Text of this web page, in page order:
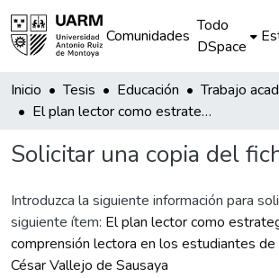
Comunidades
Todo
DSpace
Inicio Tesis Educación
Trabajo
El plan lector como estrategia para la comprensión lectora en los estudiantes de la IE. 56128 César Vallejo de Sausaya
Solicitar una copia del
Introduzca la siguiente información para
siguiente ítem: El plan lector como
comprensión lectora en los estudiantes
César Vallejo de Sausaya